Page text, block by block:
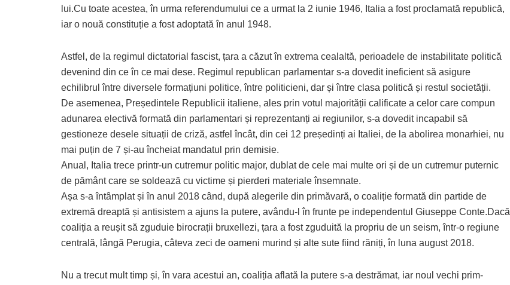
lui.Cu toate acestea, în urma referendumului ce a urmat la 2 iunie 1946, Italia a fost proclamată republică,
iar o nouă constituție a fost adoptată în anul 1948.
Astfel, de la regimul dictatorial fascist, țara a căzut în extrema cealaltă, perioadele de instabilitate politică
devenind din ce în ce mai dese. Regimul republican parlamentar s-a dovedit ineficient să asigure
echilibrul între diversele formațiuni politice, între politicieni, dar și între clasa politică și restul societății.
De asemenea, Președintele Republicii italiene, ales prin votul majorității calificate a celor care compun
adunarea electivă formată din parlamentari și reprezentanți ai regiunilor, s-a dovedit incapabil să
gestioneze desele situații de criză, astfel încât, din cei 12 președinți ai Italiei, de la abolirea monarhiei, nu
mai puțin de 7 și-au încheiat mandatul prin demisie.
Anual, Italia trece printr-un cutremur politic major, dublat de cele mai multe ori și de un cutremur puternic
de pământ care se soldează cu victime și pierderi materiale însemnate.
Așa s-a întâmplat și în anul 2018 când, după alegerile din primăvară, o coaliție formată din partide de
extremă dreaptă și antisistem a ajuns la putere, avându-l în frunte pe independentul Giuseppe Conte.Dacă
coaliția a reușit să zguduie birocrații bruxellezi, țara a fost zguduită la propriu de un seism, într-o regiune
centrală, lângă Perugia, câteva zeci de oameni murind și alte sute fiind răniți, în luna august 2018.
Nu a trecut mult timp și, în vara acestui an, coaliția aflată la putere s-a destrămat, iar noul vechi prim-